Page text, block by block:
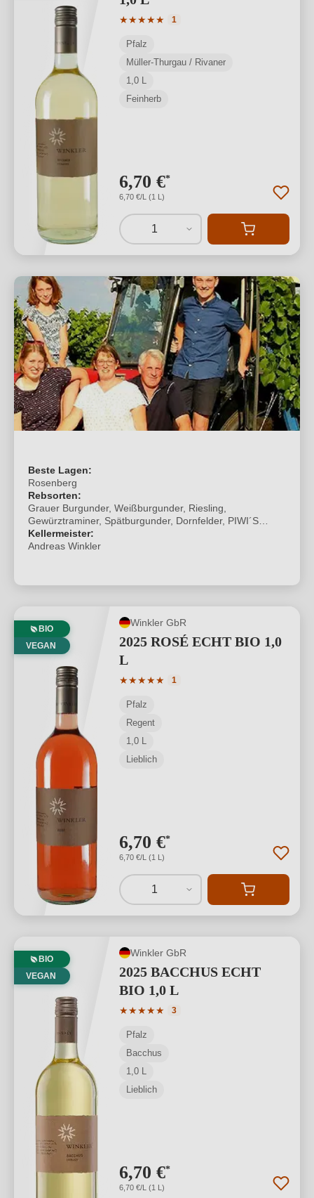
★★★★★
Durchschnittliche Bewertung von 5
1
Pfalz
Müller-Thurgau / Rivaner
1,0 L
Feinherb
6,70 €*
6,70 €/L (1 L)
1
Beste Lagen:
Rosenberg
Rebsorten:
Grauer Burgunder, Weißburgunder, Riesling,
Gewürztraminer, Spätburgunder, Dornfelder, PIWI´S
Cabernet blanc, Souvignier gris, Sauvignac, Cabertin,
Piroso
Kellermeister:
Andreas Winkler
BIO
VEGAN
Winkler GbR
2025 ROSÉ ECHT BIO 1,0
L
★★★★★
Durchschnittliche Bewertung von 5
1
Pfalz
Regent
1,0 L
Lieblich
6,70 €*
6,70 €/L (1 L)
1
BIO
VEGAN
Winkler GbR
2025 BACCHUS ECHT
BIO 1,0 L
★★★★★
Durchschnittliche Bewertung von 5
3
Pfalz
Bacchus
1,0 L
Lieblich
6,70 €*
6,70 €/L (1 L)